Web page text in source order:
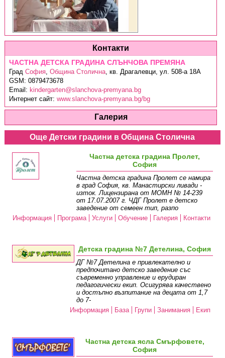
Контакти
ЧАСТНА ДЕТСКА ГРАДИНА СЛЪНЧОВА ПРЕМЯНА
ГрадСофия,Община Столична,кв. Драгалевци, ул. 508-а 18А
GSM:0879473678
Email: kindergarten@slanchova-premyana.bg
Интернет сайт:www.slanchova-premyana.bg/bg
Галерия
Още Детски градини в Община Столична
Частна детска градина Пролет,
София
Частна детска градина Пролет се намира
в град София, кв. Манастирски ливади -
изток. Лицензирана от МОМН № 14-239
от 17.07.2007 г. ЧДГ Пролет е детско
заведение от семеен тип, разпо
Информация
Програма Услуги Обучение Галерия Контакти
Детска градина №7 Детелина, София
ДГ №7 Детелина е привлекателно и
предпочитано детско заведение със
съвременно управление и ерудиран
педагогически екип. Осигурява качествено
и достъпно възпитание на децата от 1,7
до 7-
Информация
База Групи Занимания Екип
Частна детска ясла Смърфовете,
София